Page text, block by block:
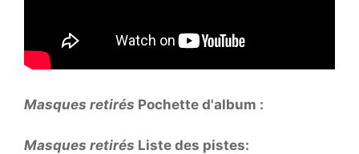
Masques retirés Pochette d'album :
Masques retirés Liste des pistes: